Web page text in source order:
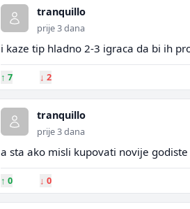
tranquillo
prije 3 dana
i kaze tip hladno 2-3 igraca da bi ih
↑ 7 ↓ 2
tranquillo
prije 3 dana
a sta ako misli kupovati novije
↑ 0 ↓ 0